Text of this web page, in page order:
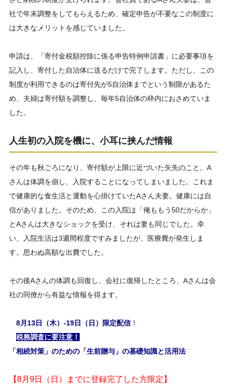
社で年末調整をしてもらえるため、確定申告が不要なこの制度に
は大きなメリットを感じていました。
申請は、「寄付金税額控除に係る申告特例申請書」に必要事項を
記入し、寄付した自治体に送るだけで完了します。ただし、この
制度が利用できるのは寄付先が5自治体までという制限があるた
め、夫婦は寄付額を調整し、毎年5自治体の枠内におさめていま
した。
人生初の入院を機に、小耳に挟んだ情報
その年も秋ごろになり、寄付額が上限に近づいた矢先のこと。A
さんは体調を崩し、入院することになってしまいました。これま
で健康的な食生活と運動を心掛けていたAさん夫妻。健康には自
信がありました。そのため、この入院は「俺ももう50だからか」
とAさんは大きなショックを受け、それは妻も同じでした。幸
い、入院生活は3週間程度ですみましたが、医療費が発生しま
す。思わぬ高額な出費でした。
その後Aさんの体調も回復し、会社に復帰したところ、Aさんは会
社の同僚から有益な情報を得ます。
8月13日（木）-19日（日）限定配信！
税務調査に要注意！
「相続対策」のための「生前贈与」の基礎知識と活用法
【8月9日（日）までに登録完了した方限定】